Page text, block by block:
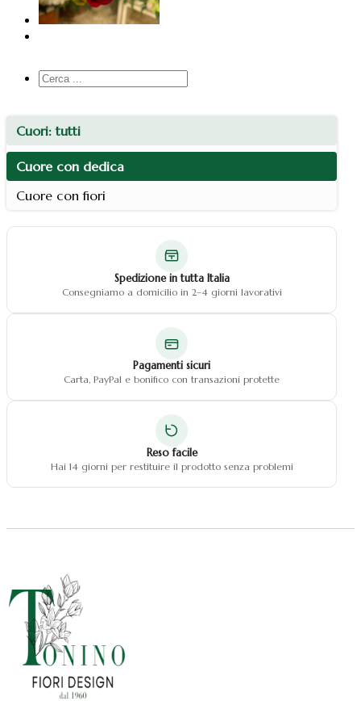
Cerca
Cuori: tutti
Cuore con dedica
Cuore con fiori
Spedizione in tutta Italia
Consegniamo a domicilio in 2–4 giorni lavorativi
Pagamenti sicuri
Carta, PayPal e bonifico con transazioni protette
Reso facile
Hai 14 giorni per restituire il prodotto senza problemi